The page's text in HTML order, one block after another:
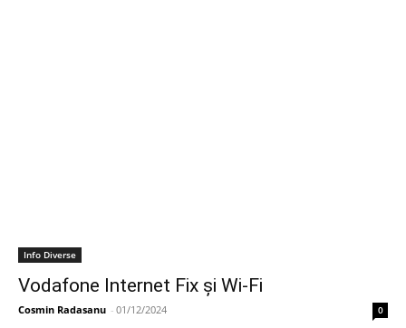
Info Diverse
Vodafone Internet Fix și Wi-Fi
Cosmin Radasanu - 01/12/2024 0